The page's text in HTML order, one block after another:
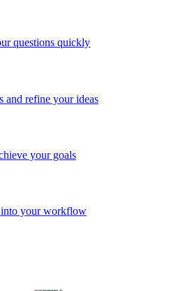
questions quickly
and refine your ideas
your goals
into your workflow